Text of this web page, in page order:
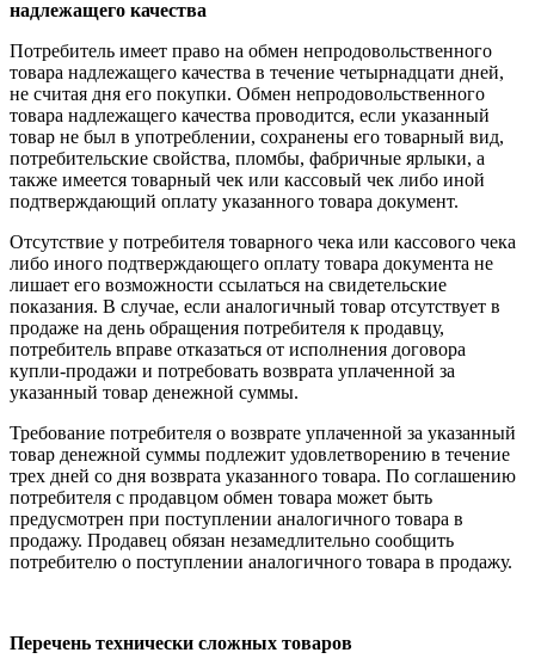
надлежащего качества
Потребитель имеет право на обмен непродовольственного
товара надлежащего качества в течение четырнадцати дней,
не считая дня его покупки. Обмен непродовольственного
товара надлежащего качества проводится, если указанный
товар не был в употреблении, сохранены его товарный вид,
потребительские свойства, пломбы, фабричные ярлыки, а
также имеется товарный чек или кассовый чек либо иной
подтверждающий оплату указанного товара документ.
Отсутствие у потребителя товарного чека или кассового чека
либо иного подтверждающего оплату товара документа не
лишает его возможности ссылаться на свидетельские
показания. В случае, если аналогичный товар отсутствует в
продаже на день обращения потребителя к продавцу,
потребитель вправе отказаться от исполнения договора
купли-продажи и потребовать возврата уплаченной за
указанный товар денежной суммы.
Требование потребителя о возврате уплаченной за указанный
товар денежной суммы подлежит удовлетворению в течение
трех дней со дня возврата указанного товара. По соглашению
потребителя с продавцом обмен товара может быть
предусмотрен при поступлении аналогичного товара в
продажу. Продавец обязан незамедлительно сообщить
потребителю о поступлении аналогичного товара в продажу.
Перечень технически сложных товаров